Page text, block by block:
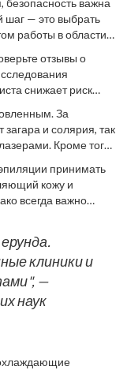
, безопасность важна
шаг — это выбрать
работы в области
разных
немало услуг,
вы можете
провести
возможность
отзывы о
снижает риск
или
кожи — это не то, с
За
загара и солярия, так
Кроме того,
спирт и прочие
перед эпиляцией
Врач
крем,
принимать
кожу и
всегда важно
дней.
дать время для
клиники и
—
наук